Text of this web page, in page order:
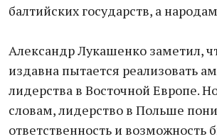
балтийских государств, а
Александр Лукашенко заметил,
издавна пытается реализовать
лидерства в Восточной Европе.
словам, лидерство в Польше
ответственность и возможность